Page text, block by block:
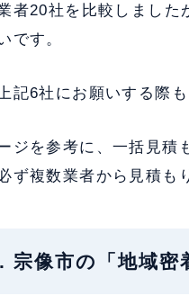
者20社を比較しまし
です。
記6社にお願いする際
ジを参考に、一括見積
ず複数業者から見積も
宗像市の「地域密